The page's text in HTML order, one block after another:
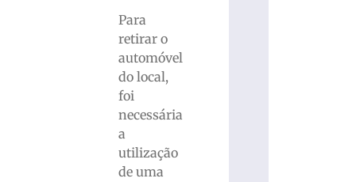
Para
retirar o
automóvel
do local,
foi
necessária
a
utilização
de uma